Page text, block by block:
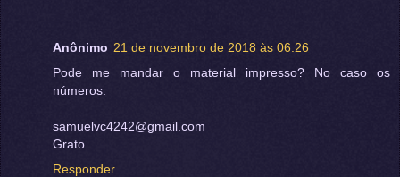
Anônimo 21 de novembro de 2018 às 06:26
Pode me mandar o material impresso? No caso os
números.
samuelvc4242@gmail.com
Grato
Responder